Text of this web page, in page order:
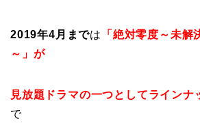
2019年4月までは
「絶対零度～未解
～」が
見放題ドラマの一つとしてラインナ
で